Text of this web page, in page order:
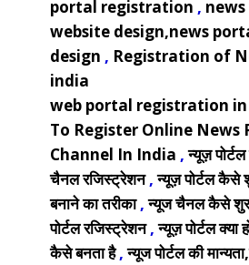
portal registration ,
website design,news
design , Registration of
india
web portal registration
To Register Online News
Channel In India ,न्यूज़
चैनल रजिस्ट्रेशन,न्यूज़ पोर्टल कैसे
बनाने का तरीका,न्यूज चैनल कैसे
पोर्टल रजिस्ट्रेशन,न्यूज़ पोर्टल क्या
कैसे बनता है,न्यूज पोर्टल की